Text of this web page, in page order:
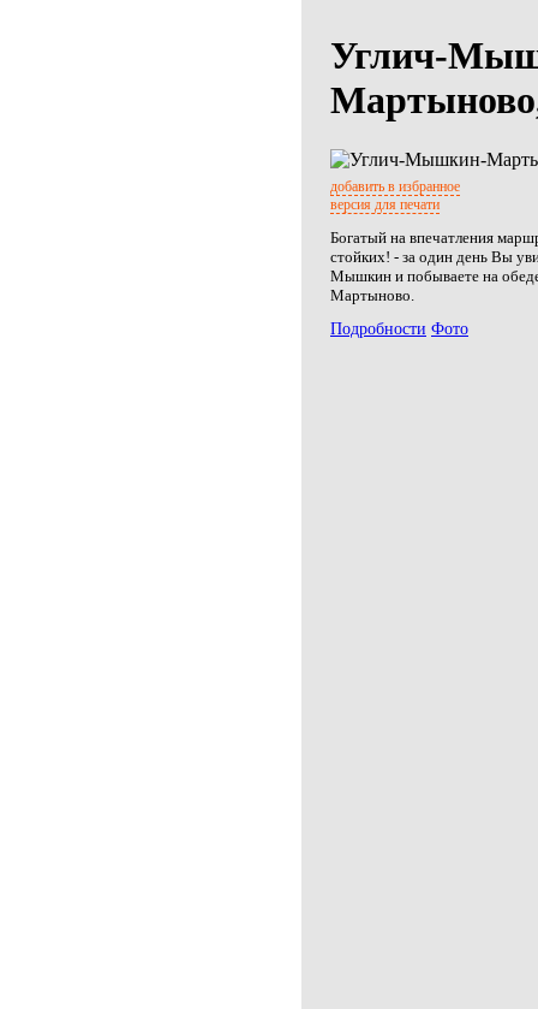
Углич-
добавить в избранное
версия для печати
Богатый на впечатления
стойких! - за один день Вы
Мышкин и побываете на
Мартыново.
Подробности Фото